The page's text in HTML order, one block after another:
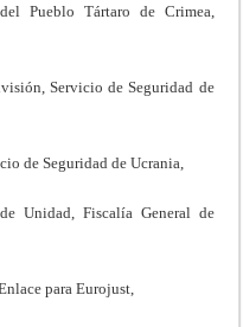
Pueblo Tártaro de Crimea,
Servicio de Seguridad de
de Seguridad de Ucrania,
Unidad, Fiscalía General de
para Eurojust,